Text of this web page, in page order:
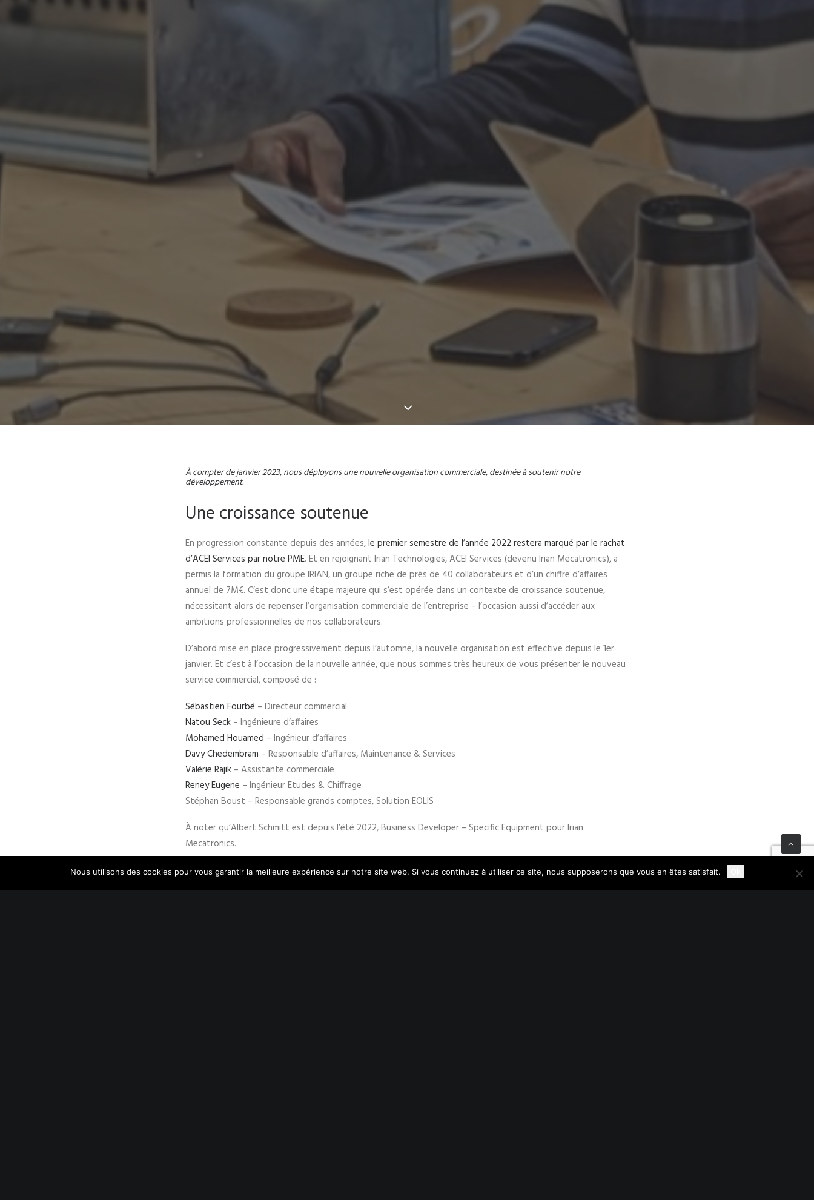
À compter de janvier 2023, nous déployons une nouvelle organisation commerciale, destinée à soutenir notre
développement.
Une croissance soutenue
En progression constante depuis des années,le premier semestre de l’année 2022 restera marqué par le rachat
d’ACEI Services par notre PME. Et en rejoignant Irian Technologies, ​​ACEI Services (devenu Irian Mecatronics), a
permis la formation du groupe IRIAN, un groupe riche de près de 40 collaborateurs et d’un chiffre d’affaires
annuel de 7M€. C’est donc une étape majeure qui s’est opérée dans un contexte de croissance soutenue,
nécessitant alors de repenser l’organisation commerciale de l’entreprise – l’occasion aussi d’accéder aux
ambitions professionnelles de nos collaborateurs.
D’abord mise en place progressivement depuis l’automne, la nouvelle organisation est effective depuis le 1er
janvier. Et c’est à l’occasion de la nouvelle année, que nous sommes très heureux de vous présenter le nouveau
service commercial, composé de :
Sébastien Fourbé – Directeur commercial
Natou Seck – Ingénieure d’affaires
Mohamed Houamed – Ingénieur d’affaires
Davy Chedembram – Responsable d’affaires, Maintenance & Services
Valérie Rajik – Assistante commerciale
Reney Eugene – Ingénieur Etudes & Chiffrage
Stéphan Boust – Responsable grands comptes, Solution EOLIS
À noter qu’Albert Schmitt est depuis l’été 2022, Business Developer – Specific Equipment pour Irian
Mecatronics.
Une configuration stratégique
Nous utilisons des cookies pour vous garantir la meilleure expérience sur notre site web. Si vous continuez à utiliser ce site, nous supposerons que vous en êtes satisfait.